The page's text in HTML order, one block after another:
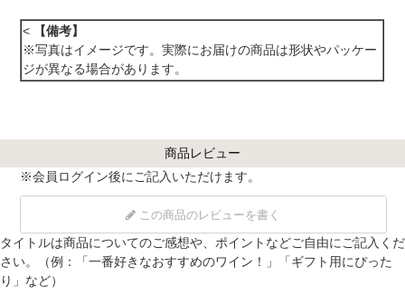
<
【備考】
※写真はイメージです。実際にお届けの商品は形状やパッケー
ジが異なる場合があります。
商品レビュー
※会員ログイン後にご記入いただけます。
この商品のレビューを書く
タイトルは商品についてのご感想や、ポイントなどご自由にご記入くだ
さい。（例：「一番好きなおすすめのワイン！」「ギフト用にぴった
り」など）